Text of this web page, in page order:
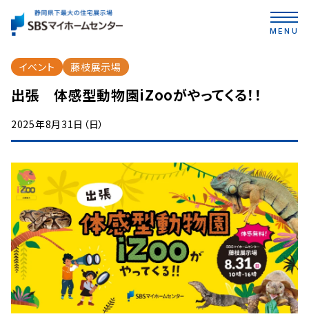
MENU
イベント 藤枝展示場
出張 体感型動物園iZooがやってくる！！
2025年8月31日（日）